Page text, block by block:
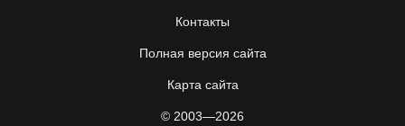
Контакты
Полная версия сайта
Карта сайта
© 2003—2026